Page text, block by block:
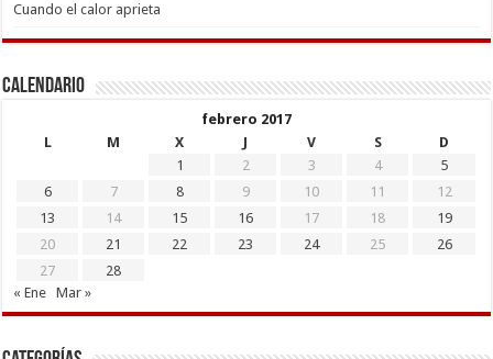
Cuando el calor aprieta
Calendario
febrero 2017
L
M X J V S
D
1
2 3 4
5
6
7 8 9 10 11
12
13
14 15 16 17 18
19
20
21 22 23 24 25
26
27
28
« Ene
Mar »